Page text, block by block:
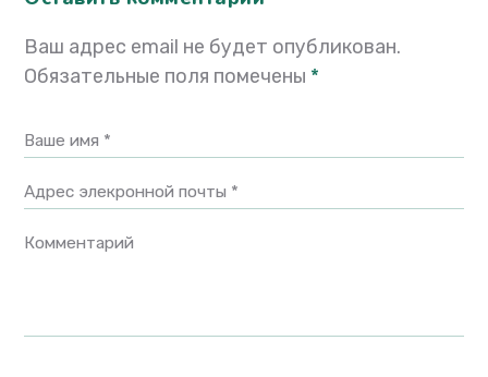
Ваш адрес email не будет опубликован.
Обязательные поля помечены *
Ваше имя *
Адрес элекронной почты *
Комментарий